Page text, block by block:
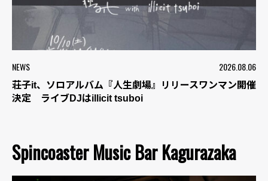
NEWS 2026.08.06
荘子it、ソロアルバム『人生劇場』リリースワンマン開催
決定 ライブDJはillicit tsuboi
Spincoaster Music Bar Kagurazaka